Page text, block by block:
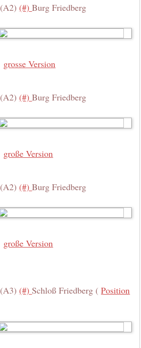
(A2) (#)Burg Friedberg
grosse Version
(A2) (#)Burg Friedberg
große Version
(A2) (#)Burg Friedberg
große Version
(A3) (#) Schloß Friedberg (Position